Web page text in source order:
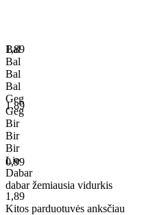
1,89
1,89
0,99
1,89
Bal
Bal
Bal
Bal
Geg
Geg
Bir
Bir
Bir
Lie
Dabar
dabaržemiausia vidurkis
Kitos parduotuvės anksčiau